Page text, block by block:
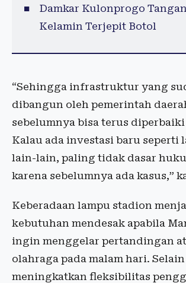
Damkar Kulonprogo
Kelamin Terjepit Botol
“Sehingga infrastruktur yang
dibangun oleh pemerintah
sebelumnya bisa terus
Kalau ada investasi baru seperti
lain-lain, paling tidak dasar
karena sebelumnya ada kasus,”
Keberadaan lampu stadion
kebutuhan mendesak apabila
ingin menggelar pertandingan
olahraga pada malam hari. Selain
meningkatkan fleksibilitas